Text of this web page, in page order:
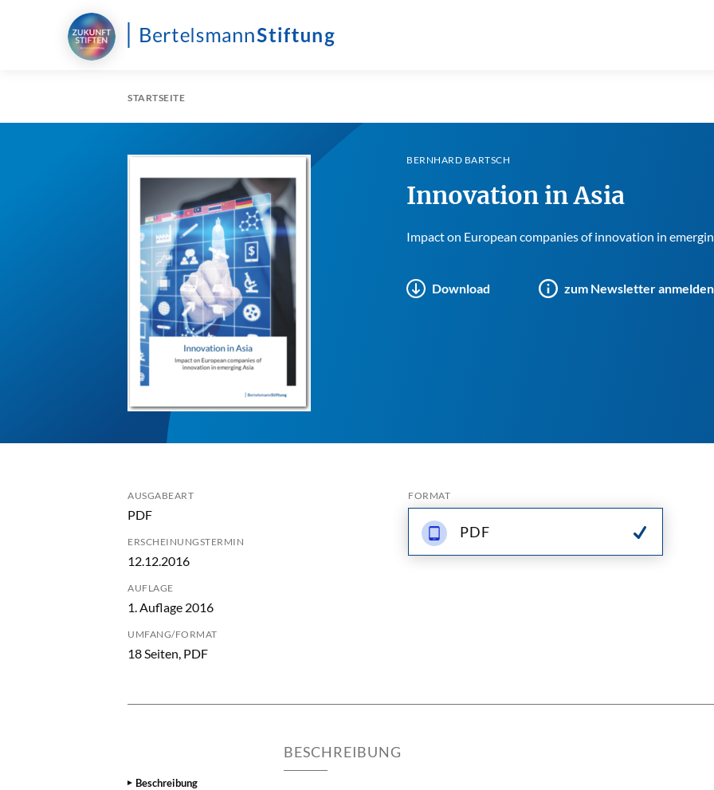
STARTSEITE
BERNHARD BARTSCH
Innovation in Asia
Impact on European companies of innovation in
Download zum Newsletter anmelden
AUSGABEART
PDF
ERSCHEINUNGSTERMIN
12.12.2016
AUFLAGE
1. Auflage 2016
UMFANG/FORMAT
18 Seiten, PDF
FORMAT
PDF
Beschreibung
BESCHREIBUNG